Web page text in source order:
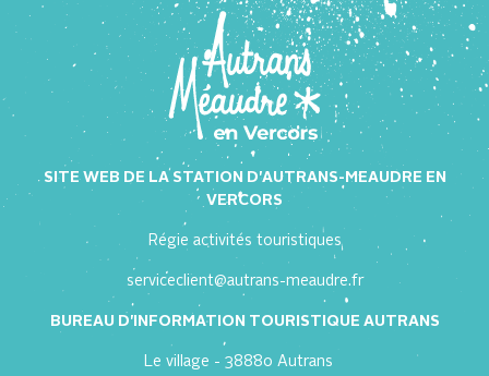
SITE WEB DE LA STATION D'AUTRANS-MEAUDRE EN
VERCORS
Régie activités touristiques
serviceclient@autrans-meaudre.fr
BUREAU D'INFORMATION TOURISTIQUE AUTRANS
Le village - 38880 Autrans